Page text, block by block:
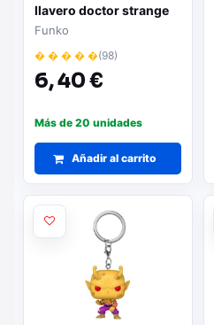
llavero doctor strange
multiverso de la locura
Funko
� � � � �(98)
6,40 €
Más de 20 unidades
Añadir al carrito